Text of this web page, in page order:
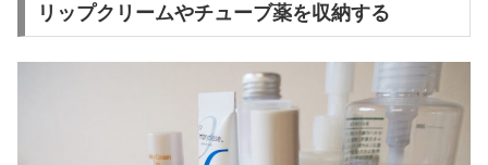
リップクリームやチューブ薬を収納する